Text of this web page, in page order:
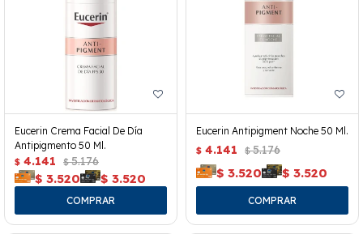
Eucerin Crema Facial De Día
Antipigmento 50 Ml.
$ 4.141 $ 5.176
$ 3.520 $ 3.520
Eucerin Antipigment Noche 50 Ml.
$ 4.141 $ 5.176
$ 3.520 $ 3.520